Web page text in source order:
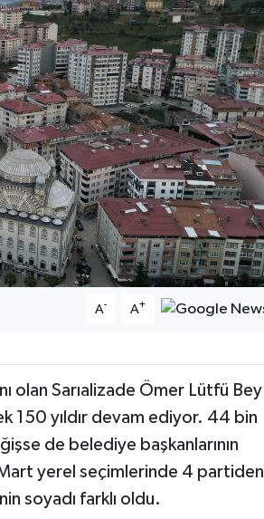
A- A+
olan Sarıalizade Ömer Lütfü Bey
150 yıldır devam ediyor. 44 bin
de belediye başkanlarının
yerel seçimlerinde 4 partiden
soyadı farklı oldu.